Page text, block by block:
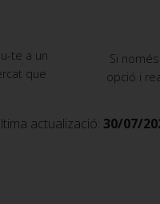
te a un
que
Si
opció i
actualizació: 30/07/